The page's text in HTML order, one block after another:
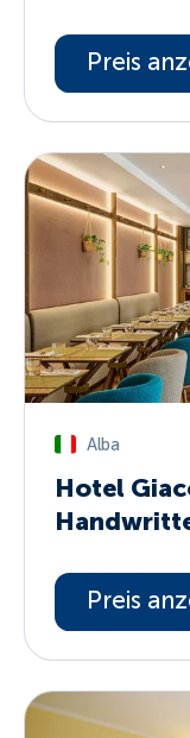
Preis
Alba
Hotel
Preis